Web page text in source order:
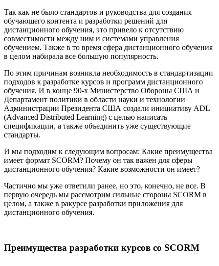
Так как не было стандартов и руководства для создания
обучающего контента и разработки решений для
дистанционного обучения, это привело к отсутствию
совместимости между ним и системами управления
обучением. Также в то время сфера дистанционного обучения
в целом набирала все большую популярность.
По этим причинам возникла необходимость в стандартизации
подходов к разработке курсов и программ дистанционного
обучения. И в конце 90-х Министерство Обороны США и
Департамент политики в области науки и технологии
Администрации Президента США создали инициативу ADL
(Advanced Distributed Learning) с целью написать
спецификации, а также объединить уже существующие
стандарты.
И мы подходим к следующим вопросам: Какие преимущества
имеет формат SCORM? Почему он так важен для сферы
дистанционного обучения? Какие возможности он имеет?
Частично мы уже ответили ранее, но это, конечно, не все. В
первую очередь мы рассмотрим сильные стороны SCORM в
целом, а также в ракурсе разработки приложения для
дистанционного обучения.
Преимущества разработки курсов со SCORM